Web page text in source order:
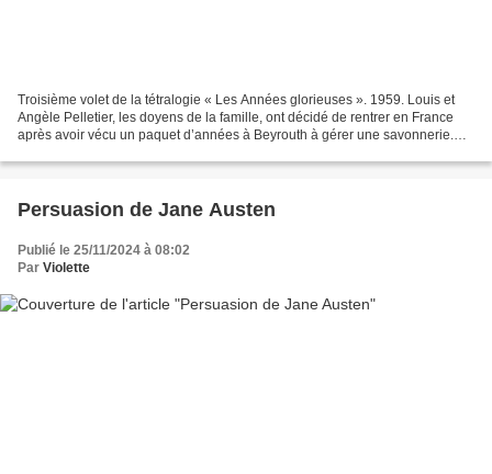
Troisième volet de la tétralogie « Les Années glorieuses ». 1959. Louis et
Angèle Pelletier, les doyens de la famille, ont décidé de rentrer en France
après avoir vécu un paquet d’années à Beyrouth à gérer une savonnerie.
Persuasion de Jane Austen
Publié le 25/11/2024 à 08:02
Par Violette